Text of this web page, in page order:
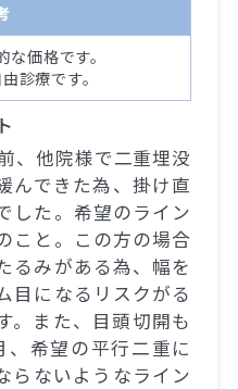
価格です。
診療です。
、他院様で二重埋没
んできた為、掛け直
した。希望のライン
こと。この方の場合
るみがある為、幅を
目になるリスクがる
。また、目頭切開も
希望の平行二重に
らないようなライン